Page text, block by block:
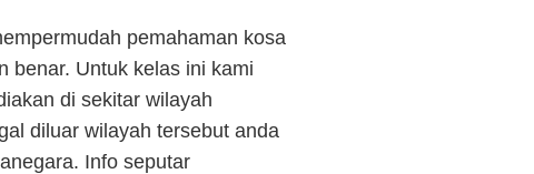
pemahaman kosa
benar. Untuk kelas ini kami
di sekitar wilayah
diluar wilayah tersebut anda
Info seputar